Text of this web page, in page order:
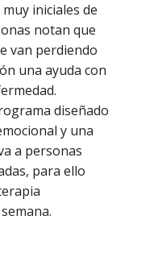
iniciales de
notan que
van perdiendo
una ayuda con
diseñado
y una
a personas
para ello